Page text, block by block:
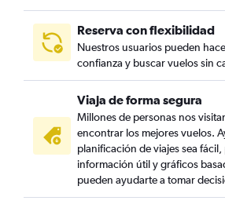
Reserva con flexibilidad
Nuestros usuarios pueden
confianza y buscar vuelos sin
Viaja de forma segura
Millones de personas nos
encontrar los mejores vuelos.
planificación de viajes sea
información útil y gráficos
pueden ayudarte a tomar